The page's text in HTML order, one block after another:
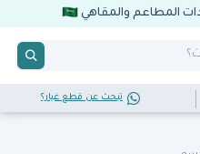
المطاعم والمقاهي
تبحث عن قطع غيار؟